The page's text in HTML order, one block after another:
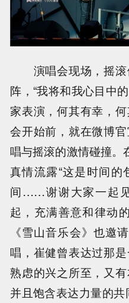
演唱会现场，摇
阵，“我将和我心目中
家表演，何其有幸，
会开始前，就在微博
唱与摇滚的激情碰撞。
真情流露“这是时间
间……谢谢大家一起
起，充满善意和律动
《雪山音乐会》也邀
唱，崔健曾表达过那
熟虑的兴之所至，又
并且饱含表达力量的